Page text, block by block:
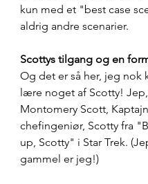
kun med et "best case
aldrig andre scenarier.
Scottys tilgang og en
Og det er så her, jeg nok
lære noget af Scotty!
Montomery Scott,
chefingeniør, Scotty fra
up, Scotty" i Star Trek.
gammel er jeg!)